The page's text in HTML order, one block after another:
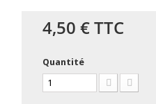
4,50 €TTC
Quantité